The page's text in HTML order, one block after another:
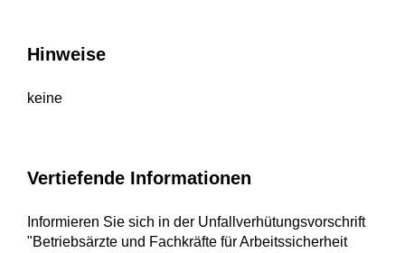
Hinweise
keine
Vertiefende Informationen
Informieren Sie sich in der Unfallverhütungsvorschrift
"Betriebsärzte und Fachkräfte für Arbeitssicherheit